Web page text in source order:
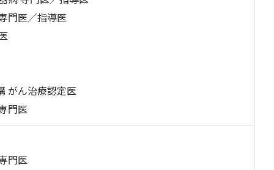
門医／指導医
がん治療認定医
門医
門医